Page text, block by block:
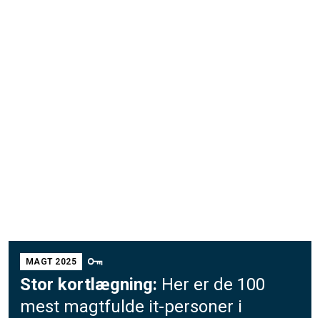
MAGT 2025
Stor kortlægning: Her er de 100
mest magtfulde it-personer i